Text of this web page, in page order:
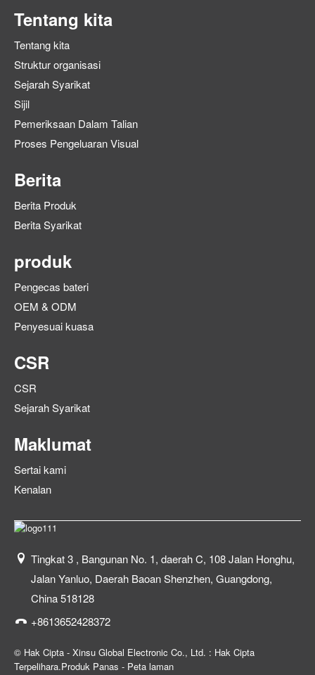
Tentang kita
Tentang kita
Struktur organisasi
Sejarah Syarikat
Sijil
Pemeriksaan Dalam Talian
Proses Pengeluaran Visual
Berita
Berita Produk
Berita Syarikat
produk
Pengecas bateri
OEM & ODM
Penyesuai kuasa
CSR
CSR
Sejarah Syarikat
Maklumat
Sertai kami
Kenalan
Tingkat 3 , Bangunan No. 1, daerah C, 108 Jalan Honghu,
Jalan Yanluo, Daerah Baoan Shenzhen, Guangdong,
China 518128
+8613652428372
© Hak Cipta - Xinsu Global Electronic Co., Ltd. : Hak Cipta
Terpelihara.Produk Panas - Peta laman